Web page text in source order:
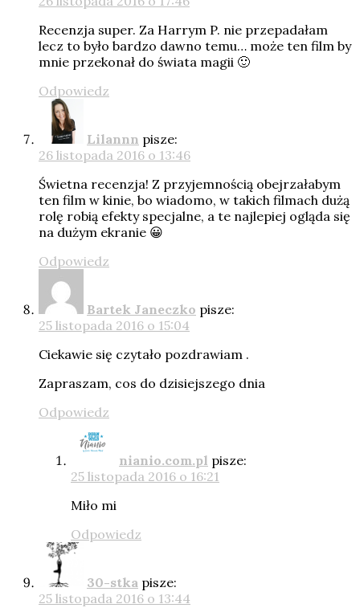
Recenzja super. Za Harrym P. nie przepadałam
lecz to było bardzo dawno temu… może ten film by
mnie przekonał do świata magii 🙂
Odpowiedz
Lilannn pisze:
26 listopada 2016 o 13:46
Świetna recenzja! Z przyjemnością obejrzałabym
ten film w kinie, bo wiadomo, w takich filmach dużą
rolę robią efekty specjalne, a te najlepiej ogląda się
na dużym ekranie 😀
Odpowiedz
Bartek Janeczko pisze:
25 listopada 2016 o 15:04
Ciekawie się czytało pozdrawiam .
Zapraszam, cos do dzisiejszego dnia
Odpowiedz
nianio.com.pl pisze:
25 listopada 2016 o 16:21
Miło mi
Odpowiedz
30-stka pisze:
25 listopada 2016 o 13:44